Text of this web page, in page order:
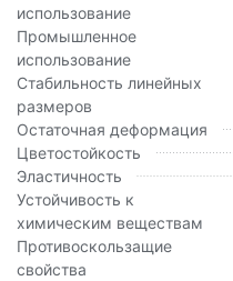
использование
Промышленное
использование
Стабильность линейных
размеров
Остаточная деформация
Цветостойкость
Эластичность
Устойчивость к
химическим веществам
Противоскользащие
свойства